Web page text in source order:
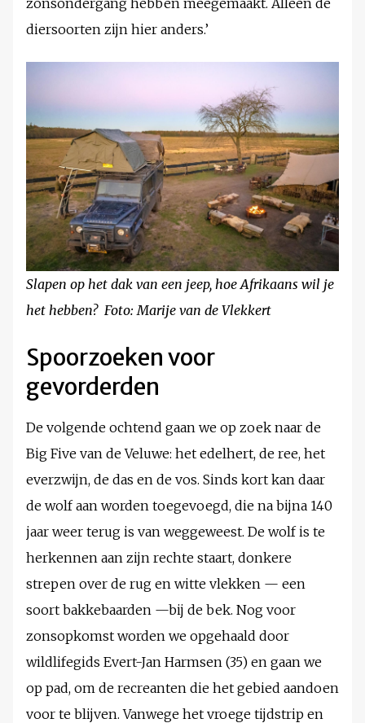
zonsondergang hebben meegemaakt. Alleen de
diersoorten zijn hier anders.’
Slapen op het dak van een jeep, hoe Afrikaans wil je
het hebben? Foto: Marije van de Vlekkert
Spoorzoeken voor
gevorderden
De volgende ochtend gaan we op zoek naar de
Big Five van de Veluwe: het edelhert, de ree, het
everzwijn, de das en de vos. Sinds kort kan daar
de wolf aan worden toegevoegd, die na bijna 140
jaar weer terug is van weggeweest. De wolf is te
herkennen aan zijn rechte staart, donkere
strepen over de rug en witte vlekken — een
soort bakkebaarden —bij de bek. Nog voor
zonsopkomst worden we opgehaald door
wildlifegids Evert-Jan Harmsen (35) en gaan we
op pad, om de recreanten die het gebied aandoen
voor te blijven. Vanwege het vroege tijdstrip en